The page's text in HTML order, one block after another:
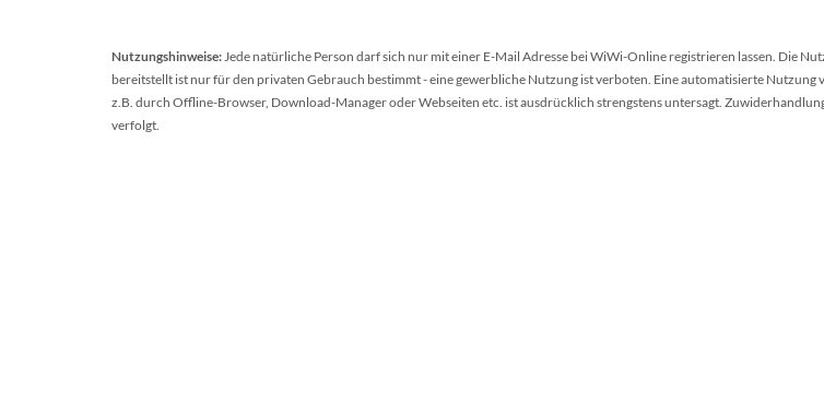
Nutzungshinweise:Jede natürliche Person darf sich nur mit einer E-Mail Adresse bei WiWi-Online registrieren lassen. Die
bereitstellt ist nur für den privaten Gebrauch bestimmt - eine gewerbliche Nutzung ist verboten. Eine automatisierte Nutzung
z.B. durch Offline-Browser, Download-Manager oder Webseiten etc. ist ausdrücklich strengstens untersagt.
verfolgt.